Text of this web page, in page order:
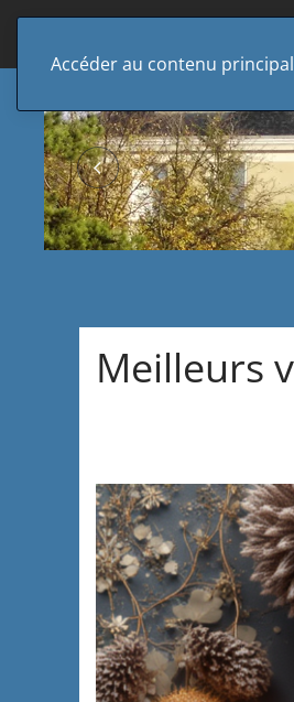
Accéder au contenu principal
Meilleurs